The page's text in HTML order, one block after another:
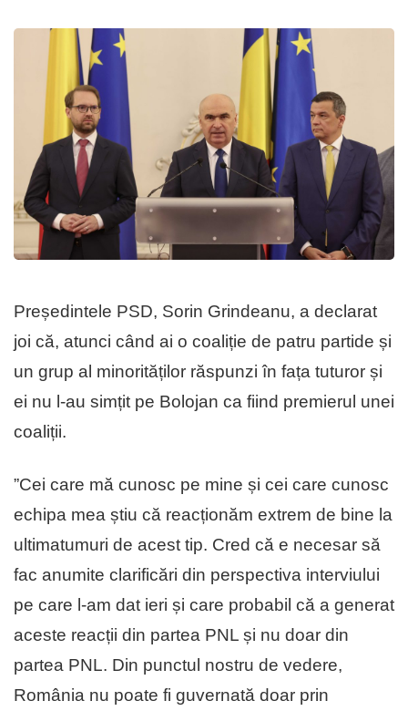
Președintele PSD, Sorin Grindeanu, a declarat
joi că, atunci când ai o coaliție de patru partide și
un grup al minorităților răspunzi în fața tuturor și
ei nu l-au simțit pe Bolojan ca fiind premierul unei
coaliții.
”Cei care mă cunosc pe mine și cei care cunosc
echipa mea știu că reacționăm extrem de bine la
ultimatumuri de acest tip. Cred că e necesar să
fac anumite clarificări din perspectiva interviului
pe care l-am dat ieri și care probabil că a generat
aceste reacții din partea PNL și nu doar din
partea PNL. Din punctul nostru de vedere,
România nu poate fi guvernată doar prin